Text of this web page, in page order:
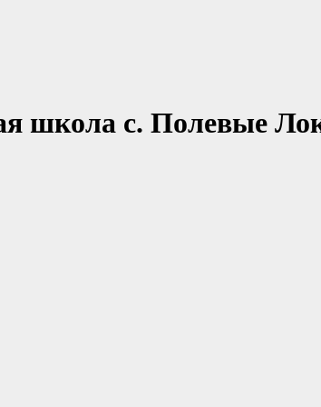
школа с. Полевые